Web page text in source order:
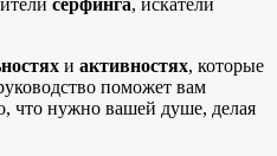
серфинга, искатели
и активностях, которые
поможет вам
что нужно вашей душе, делая